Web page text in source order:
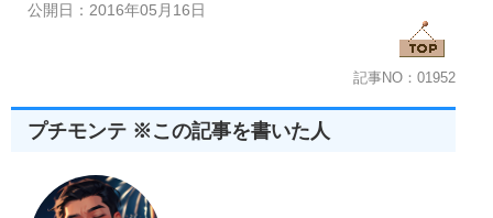
公開日：2016年05月16日
記事NO：01952
プチモンテ ※この記事を書いた人